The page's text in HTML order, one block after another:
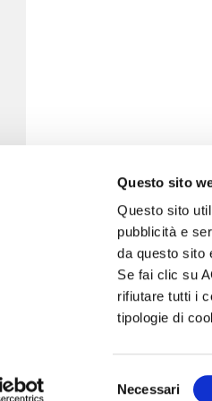
Questo sito
Questo sito
pubblicità e
da questo sito
Se fai clic su
rifiutare tutti i
tipologie di
Necessari
VITA IN CAMPAGNA
© 2026 - Tutti i diritti riservati
Edizioni L'Informatore
Via Bencivenga-Biondani, 16
37133 Verona - Italia
Partita iva: 00230010233
Capitale sociale: Euro